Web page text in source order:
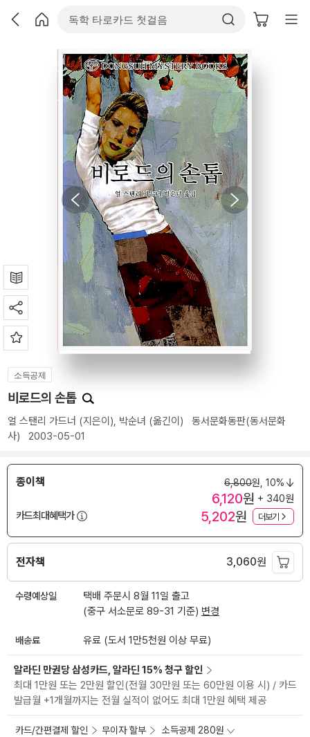
소득공제
비로드의 손톱
얼 스탠리 가드너 (지은이), 박순녀 (옮긴이) 동서문화동판(동서문화
사) 2003-05-01
종이책 6,800원, 10%
6,120원 + 340원
카드최대혜택가
5,202원 더보기
전자책 3,060원
수령예상일
택배 주문시 8월 11일 출고
(중구 서소문로 89-31 기준) 변경
배송료 유료 (도서 1만5천원 이상 무료)
알라딘 만권당 삼성카드, 알라딘 15% 청구 할인
최대 1만원 또는 2만원 할인(전월 30만원 또는 60만원 이용 시) / 카드
발급월 +1개월까지는 전월 실적이 없어도 최대 1만원 혜택 제공
카드/간편결제 할인 무이자 할부 소득공제 280원